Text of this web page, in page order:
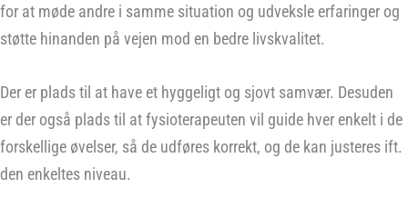
for at møde andre i samme situation og udveksle erfaringer og
støtte hinanden på vejen mod en bedre livskvalitet.
Der er plads til at have et hyggeligt og sjovt samvær. Desuden
er der også plads til at fysioterapeuten vil guide hver enkelt i de
forskellige øvelser, så de udføres korrekt, og de kan justeres ift.
den enkeltes niveau.